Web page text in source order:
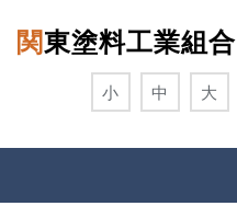
関東塗料工業組合
小 中 大